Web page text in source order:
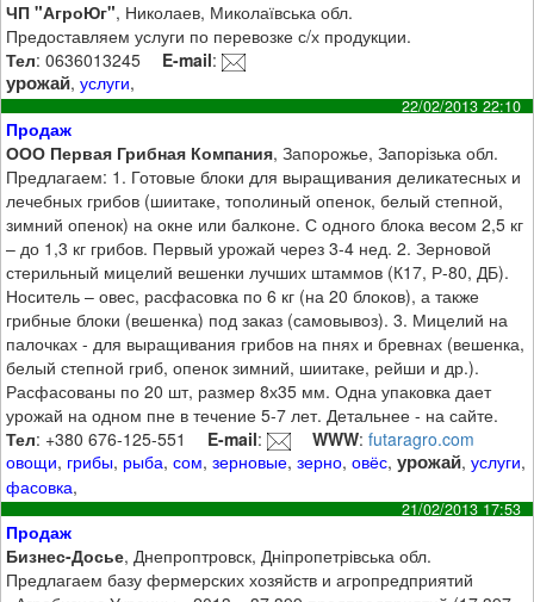
ЧП "АгроЮг", Николаев, Миколаївська обл.
Предоставляем услуги по перевозке с/х продукции.
Тел: 0636013245 E-mail:
урожай,услуги,
22/02/2013 22:10
Продаж
ООО Первая Грибная Компания, Запорожье, Запорізька обл.
Предлагаем: 1. Готовые блоки для выращивания деликатесных и
лечебных грибов (шиитаке, тополиный опенок, белый степной,
зимний опенок) на окне или балконе. С одного блока весом 2,5 кг
– до 1,3 кг грибов. Первый урожай через 3-4 нед. 2. Зерновой
стерильный мицелий вешенки лучших штаммов (К17, Р-80, ДБ).
Носитель – овес, расфасовка по 6 кг (на 20 блоков), а также
грибные блоки (вешенка) под заказ (самовывоз). 3. Мицелий на
палочках - для выращивания грибов на пнях и бревнах (вешенка,
белый степной гриб, опенок зимний, шиитаке, рейши и др.).
Расфасованы по 20 шт, размер 8х35 мм. Одна упаковка дает
урожай на одном пне в течение 5-7 лет. Детальнее - на сайте.
Тел: +380 676-125-551 E-mail: WWW:futaragro.com
овощи, грибы, рыба,сом,зерновые,зерно,овёс,урожай,услуги,
фасовка,
21/02/2013 17:53
Продаж
Бизнес-Досье, Днепроптровск, Дніпропетрівська обл.
Предлагаем базу фермерских хозяйств и агропредприятий